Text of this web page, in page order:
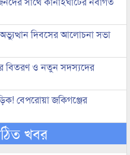
দিবসের আলোচনা সভা
বিতরণ ও নতুন সদস্যদের
বেপরোয়া জকিগঞ্জের
খবর